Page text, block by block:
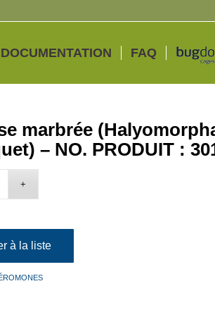
DOCUMENTATION FAQ
marbrée
– NO. PRODUIT :
à la liste